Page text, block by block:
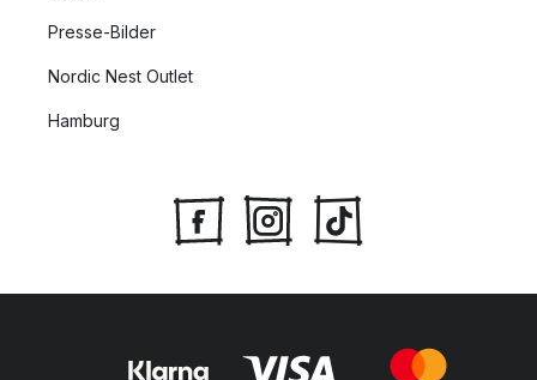
Presse-Bilder
Nordic Nest Outlet
Hamburg